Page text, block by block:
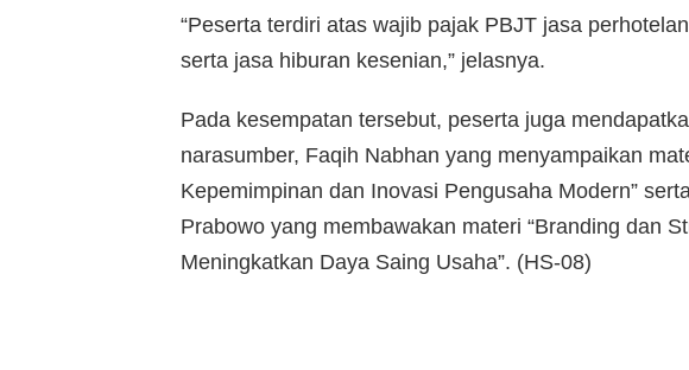
“Peserta terdiri atas wajib pajak PBJT jasa
serta jasa hiburan kesenian,” jelasnya.
Pada kesempatan tersebut, peserta juga
narasumber, Faqih Nabhan yang menyampaikan
Kepemimpinan dan Inovasi Pengusaha Modern”
Prabowo yang membawakan materi “Branding dan
Meningkatkan Daya Saing Usaha”. (HS-08)